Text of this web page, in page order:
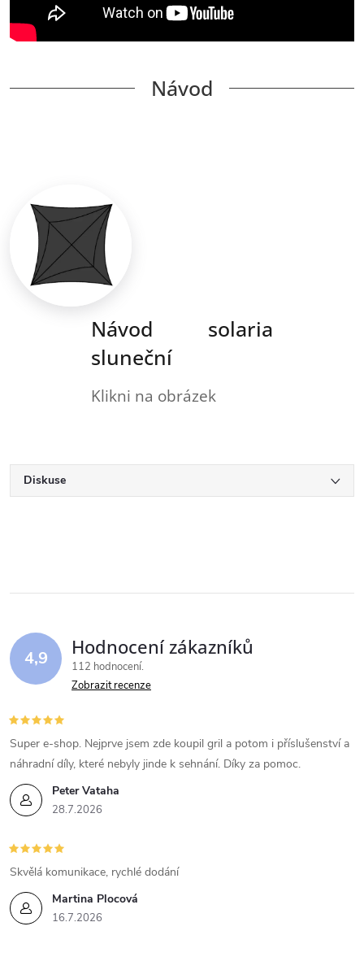
Návod
Návod solaria
sluneční
Klikni na obrázek
Diskuse
4,9 Hodnocení zákazníků
112 hodnocení
Zobrazit recenze
Peter Vataha
28.7.2026
Super e-shop. Nejprve jsem zde koupil gril a potom i příslušenství a
náhradní díly, které nebyly jinde k sehnání. Díky za pomoc.
Martina Plocová
16.7.2026
Skvělá komunikace, rychlé dodání